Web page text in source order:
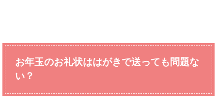
お年玉のお礼状ははがきで送っても問題な
い？